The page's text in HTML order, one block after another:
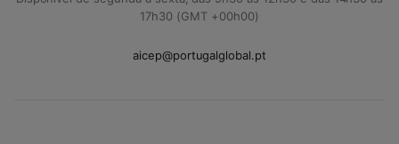
17h30 (GMT +00h00)
aicep@portugalglobal.pt